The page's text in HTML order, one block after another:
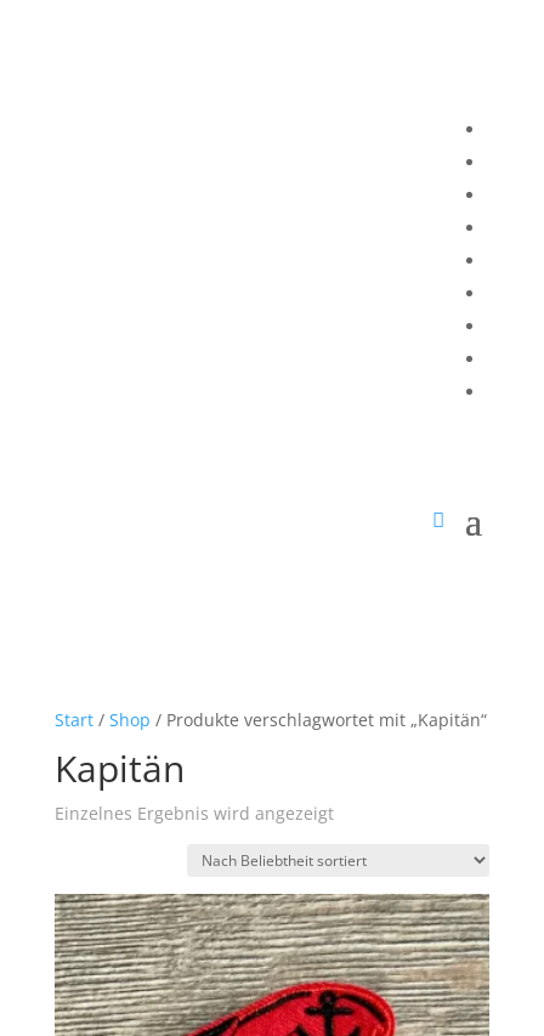
Start/ Shop / Produkte verschlagwortet mit „Kapitän“
Kapitän
Einzelnes Ergebnis wird angezeigt